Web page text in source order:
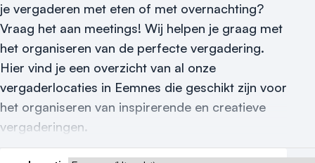
Reviews (5⭐️)
Contact
je vergaderen met eten of met overnachting?
Vraag het aan meetings! Wij helpen je graag met
het organiseren van de perfecte vergadering.
Hier vind je een overzicht van al onze
vergaderlocaties in Eemnes die geschikt zijn voor
het organiseren van inspirerende en creatieve
vergaderingen.